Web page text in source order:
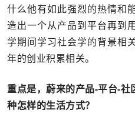
什么他有如此强烈的热情和
造出一个从产品到平台再到
学期间学习社会学的背景相
年的创业积累相关。
重点是，蔚来的产品-平台-
种怎样的生活方式？